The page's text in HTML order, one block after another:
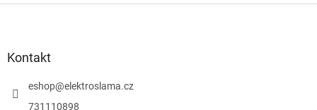
v
Kontakt
eshop@elektroslama.cz
731110898